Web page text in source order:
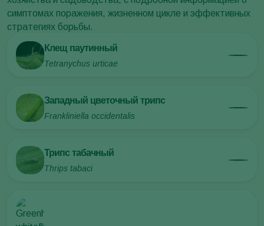
симптомах поражения, жизненном цикле и эффективных
стратегиях борьбы.
Клещ паутинный
Tetranychus urticae
Западный цветочный трипс
Frankliniella occidentalis
Трипс табачный
Thrips tabaci